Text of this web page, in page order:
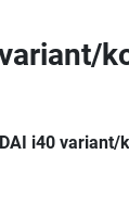
i40 variant/